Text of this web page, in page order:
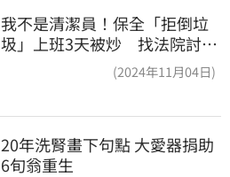
我不是清潔員！保全「拒倒垃
圾」上班3天被炒 找法院討公
(2024年11月04日)
20年洗腎畫下句點 大愛器捐助
6旬翁重生